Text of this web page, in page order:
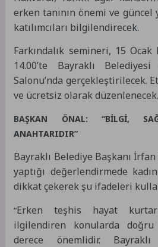
erken tanının önemi ve güncel
katılımcıları bilgilendirecek.
Farkındalık semineri, 15
14.00’te Bayraklı
Salonu’nda gerçekleştirilecek.
ve ücretsiz olarak düzenlenecek.
BAŞKAN ÖNAL: “BİLGİ,
ANAHTARIDIR”
Bayraklı Belediye Başkanı
yaptığı değerlendirmede
dikkat çekerek şu ifadeleri
“Erken teşhis hayat
ilgilendiren konularda
derece önemlidir.